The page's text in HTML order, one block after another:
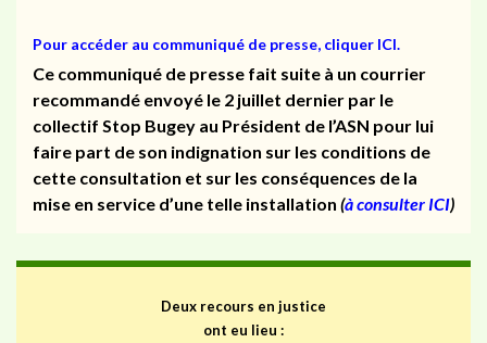
Pour accéder au communiqué de presse, cliquer ICI.
Ce communiqué de presse fait suite à un courrier
recommandé envoyé le 2 juillet dernier par le
collectif Stop Bugey au Président de l’ASN pour lui
faire part de son indignation sur les conditions de
cette consultation et sur les conséquences de la
mise en service d’une telle installation (à consulter ICI)
Deux recours en justice
ont eu lieu :